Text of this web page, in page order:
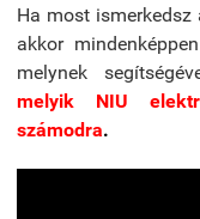
Ha most
akkor
melynek
melyik NIU
számodra.